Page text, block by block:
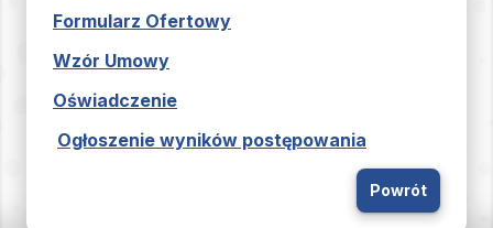
Formularz Ofertowy
Wzór Umowy
Oświadczenie
Ogłoszenie wyników postępowania
Powrót